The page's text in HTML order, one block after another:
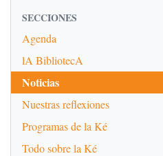
SECCIONES
Agenda
lA BibliotecA
Noticias
Nuestras reflexiones
Programas de la Ké
Todo sobre la Ké